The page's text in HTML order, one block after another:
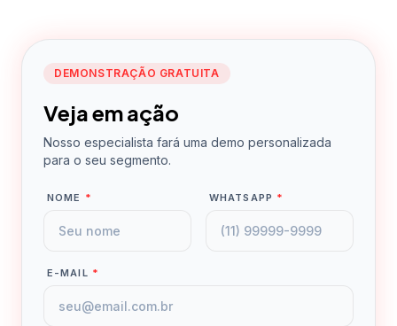
DEMONSTRAÇÃO GRATUITA
Veja em ação
Nosso especialista fará uma demo personalizada
para o seu segmento.
NOME * WHATSAPP *
E-MAIL *